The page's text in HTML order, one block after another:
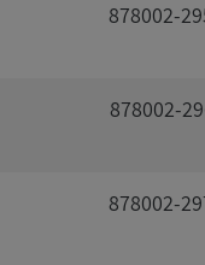
878002-
878002-
878002-